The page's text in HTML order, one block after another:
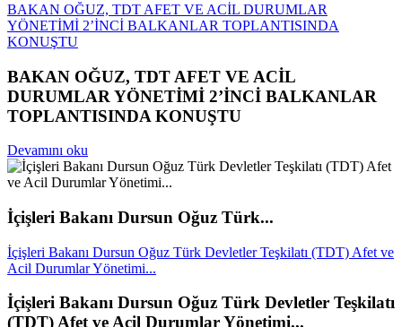
BAKAN OĞUZ, TDT AFET VE ACİL DURUMLAR
YÖNETİMİ 2’İNCİ BALKANLAR TOPLANTISINDA
KONUŞTU
BAKAN OĞUZ, TDT AFET VE ACİL
DURUMLAR YÖNETİMİ 2’İNCİ BALKANLAR
TOPLANTISINDA KONUŞTU
Devamını oku
İçişleri Bakanı Dursun Oğuz Türk...
İçişleri Bakanı Dursun Oğuz Türk Devletler Teşkilatı (TDT) Afet ve
Acil Durumlar Yönetimi...
İçişleri Bakanı Dursun Oğuz Türk Devletler Teşkilatı
(TDT) Afet ve Acil Durumlar Yönetimi...